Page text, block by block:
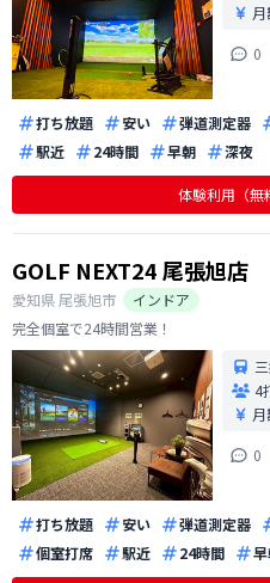
0
打ち放題 安い 弾道測定器
駅近
24時間 早朝 深夜
体験利用（無
GOLF NEXT24 尾張旭店
愛知県 尾張旭市
インドア
完全個室で24時間営業！
4
0
打ち放題 安い 弾道測定器
個室打席
駅近 24時間